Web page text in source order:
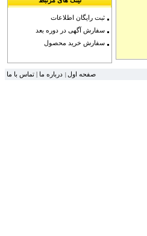
ثبت رایگان اطلاعات
سفارش آگهی در دوره بعد
سفارش خرید محصول
صفحه اول درباره ما تماس با ما